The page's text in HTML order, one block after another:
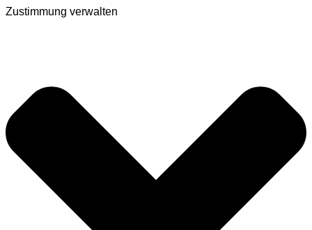
Zustimmung verwalten